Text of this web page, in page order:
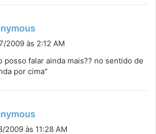
i
s
2009 às 2:12 AM
posso falar ainda mais?? no sentido de
por cima"
i
2009 às 11:28 AM